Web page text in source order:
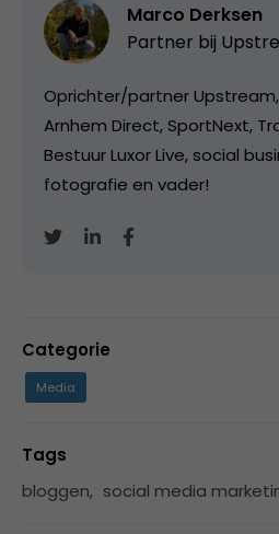
Marco Derksen
Partner bij
Oprichter/partner
Arnhem Direct, SportNext,
Bestuur Luxor Live, social
fotografie en vader!
Categorie
Media
Tags
bloggen, social media